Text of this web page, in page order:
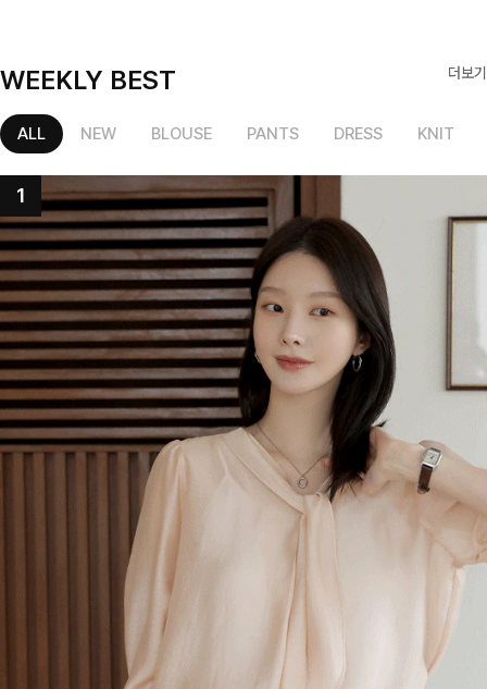
WEEKLY BEST 더보기
ALL NEW BLOUSE PANTS DRESS KNIT